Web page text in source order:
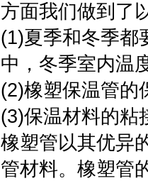
方面我们做到了
(1)夏季和冬季都
中，冬季室内温
(2)橡塑保温管的
(3)保温材料的粘
橡塑管以其优异
管材料。橡塑管